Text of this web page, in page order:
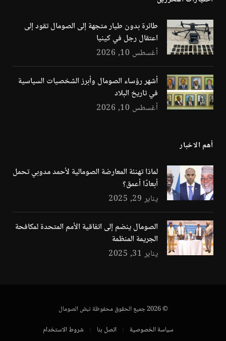
طائرة بدون طيار متجهة إلى الصومال تقود إلى
اعتقال رجل في كينيا
أغسطس 10, 2026
أشهر رؤساء الصومال وأبرز الشخصيات السياسية
في تاريخ البلاد
أغسطس 10, 2026
أهم الاخبار
لماذا تهنئة المعارضة الصومالية لأحمد مدوبي تحمل
أبعادًا أعمق؟
يناير 29, 2025
الصومال ينضم إلى اتفاقية الأمم المتحدة لمكافحة
الجريمة المنظمة
يناير 31, 2025
© 2026 جميع الحقوق محفوظة نبض الصومال
سياسة الخصوصية
اتصل بنا شروط الاستخدام